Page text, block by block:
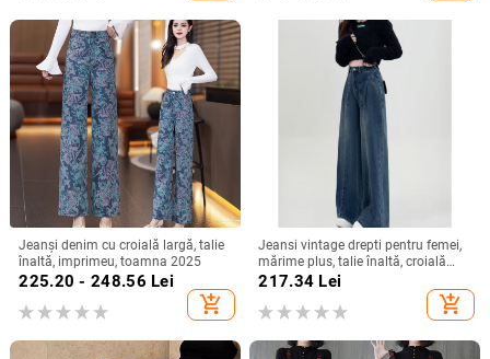
Jeanși denim cu croială largă, talie
înaltă, imprimeu, toamna 2025
225.20 - 248.56 Lei
add_shopping_cart
Jeansi vintage drepti pentru femei,
mărime plus, talie înaltă, croială
lejeră, siluetă pară, pantaloni largi
217.34 Lei
add_shopping_cart